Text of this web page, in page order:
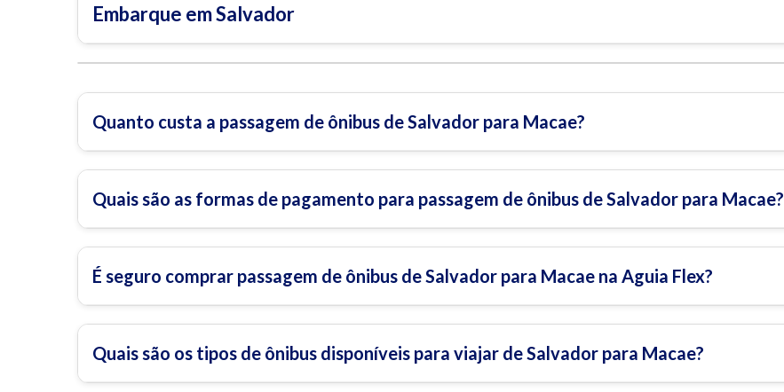
Embarque em Salvador
Quanto custa a passagem de ônibus de Salvador para Macae?
Quais são as formas de pagamento para passagem de ônibus de Salvador para Macae?
É seguro comprar passagem de ônibus de Salvador para Macae na Aguia Flex?
Quais são os tipos de ônibus disponíveis para viajar de Salvador para Macae?